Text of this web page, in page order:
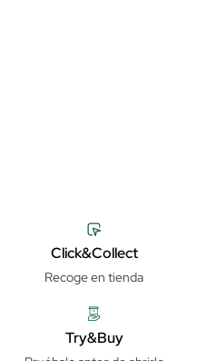
Click&Collect
Recoge en tienda
Try&Buy